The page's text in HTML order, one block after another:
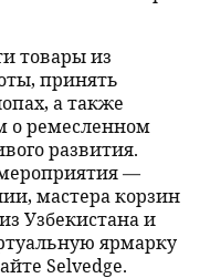
товары из
принять
а также
о ремесленном
развития.
—
мастера корзин
Узбекистана и
ярмарку
Selvedge.